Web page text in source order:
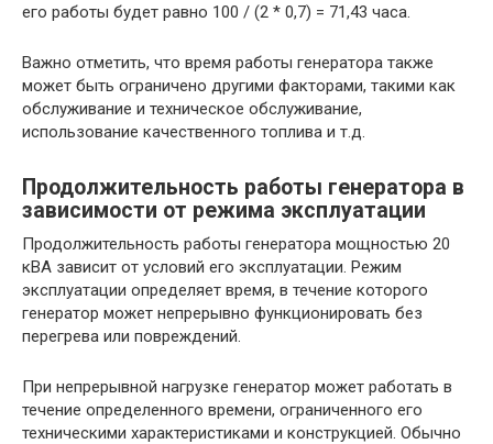
его работы будет равно 100 / (2 * 0,7) = 71,43 часа.
Важно отметить, что время работы генератора также
может быть ограничено другими факторами, такими как
обслуживание и техническое обслуживание,
использование качественного топлива и т.д.
Продолжительность работы генератора в
зависимости от режима эксплуатации
Продолжительность работы генератора мощностью 20
кВА зависит от условий его эксплуатации. Режим
эксплуатации определяет время, в течение которого
генератор может непрерывно функционировать без
перегрева или повреждений.
При непрерывной нагрузке генератор может работать в
течение определенного времени, ограниченного его
техническими характеристиками и конструкцией. Обычно